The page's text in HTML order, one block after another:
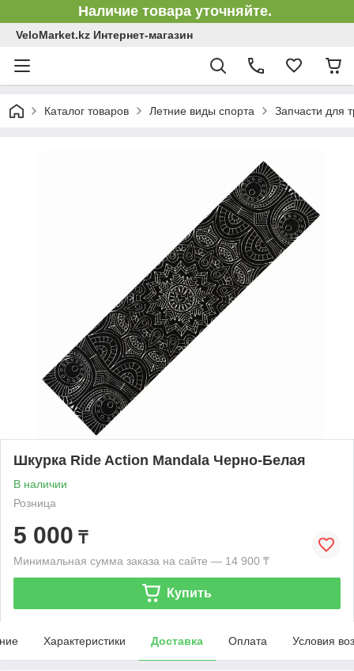
Наличие товара уточняйте.
VeloMarket.kz Интернет-магазин
Каталог товаров Летние виды спорта Запчасти для
Шкурка Ride Action Mandala Черно-Белая
В наличии
Розница
5 000 ₸
Минимальная сумма заказа на сайте — 14 900 ₸
Купить
Характеристики Доставка Оплата Условия